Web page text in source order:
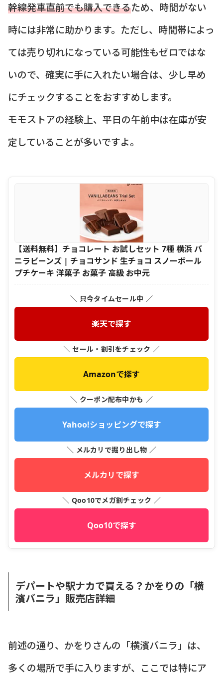
幹線発車直前でも購入できるため、時間がない
時には非常に助かります。ただし、時間帯によっ
ては売り切れになっている可能性もゼロではな
いので、確実に手に入れたい場合は、少し早め
にチェックすることをおすすめします。
モモストアの経験上、平日の午前中は在庫が安
定していることが多いですよ。
【送料無料】チョコレート お試しセット 7種 横浜 バ
ニラビーンズ | チョコサンド 生チョコ スノーボール
プチケーキ 洋菓子 お菓子 高級 お中元
＼ 只今タイムセール中 ／
楽天で探す
＼ セール・割引をチェック ／
Amazonで探す
＼ クーポン配布中かも ／
Yahoo!ショッピングで探す
＼ メルカリで掘り出し物 ／
メルカリで探す
＼ Qoo10でメガ割チェック ／
Qoo10で探す
デパートや駅ナカで買える？かをりの「横
濱バニラ」販売店詳細
前述の通り、かをりさんの「横濱バニラ」は、
多くの場所で手に入りますが、ここでは特にア